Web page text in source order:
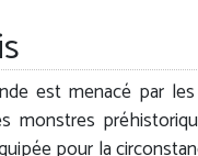
est menacé par
monstres
pour la